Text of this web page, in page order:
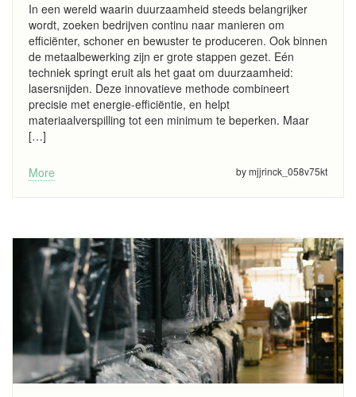
In een wereld waarin duurzaamheid steeds belangrijker
wordt, zoeken bedrijven continu naar manieren om
efficiënter, schoner en bewuster te produceren. Ook binnen
de metaalbewerking zijn er grote stappen gezet. Eén
techniek springt eruit als het gaat om duurzaamheid:
lasersnijden. Deze innovatieve methode combineert
precisie met energie-efficiëntie, en helpt
materiaalverspilling tot een minimum te beperken. Maar
[…]
More by mjjrinck_058v75kt